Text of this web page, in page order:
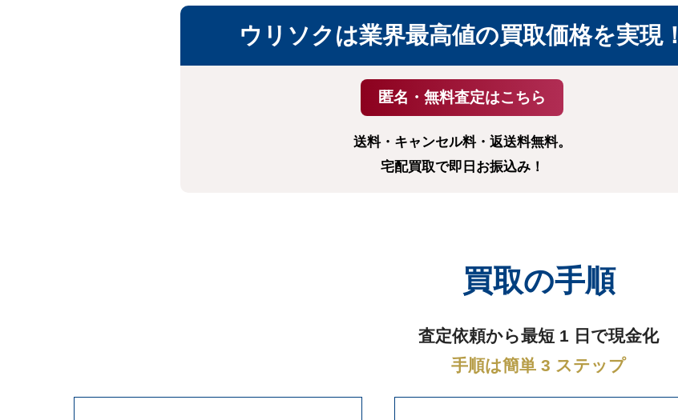
ウリソクは業界最高値の買取価格を実現！
送料・キャンセル料・返送料無料。
宅配買取で即日お振込み！
買取の手順
査定依頼から最短 1 日で現金化
手順は簡単 3 ステップ